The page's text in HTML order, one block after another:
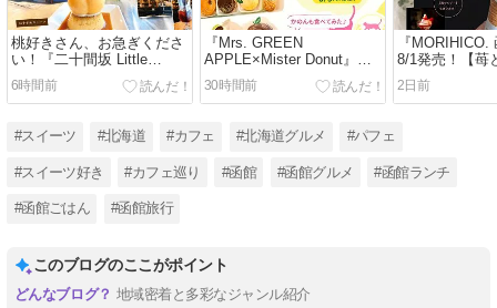
桃好きさん、お急ぎくださ
い！『二十間坂 Little
feet』の桃＆プリンスイー
ツは桃の季節と共にあと少
しで終了です！
6時間前
『Mrs. GREEN
APPLE×Mister Donut』ミ
セスとミスドがコラボ！8/5
発売の全4種類「ミセスド
ーナツ」を食べてみた♪
30時間前
『MORIHICO.
8/1発売！【苺
ルクソフトク
クアウト開始♪
限定【苺サン
2日前
#スイーツ #北海道 #カフェ #北海道グルメ #パフェ
#スイーツ好き #カフェ巡り #函館 #函館グルメ #函館ランチ
#函館ごはん #函館旅行
このブログのここがポイント
地域密着と多彩なジャンル紹介